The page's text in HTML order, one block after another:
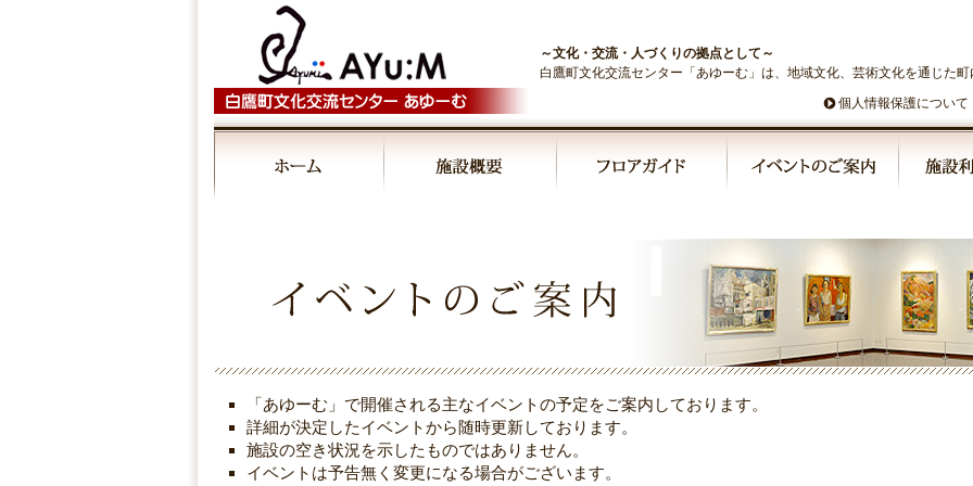
～文化・交流・人づくりの拠点として～
白鷹町文化交流センター「あゆーむ」は、地域文化、芸術文化を通じた
個人情報保護について
「あゆーむ」で開催される主なイベントの予定をご案内しております。
詳細が決定したイベントから随時更新しております。
施設の空き状況を示したものではありません。
イベントは予告無く変更になる場合がございます。
04:00